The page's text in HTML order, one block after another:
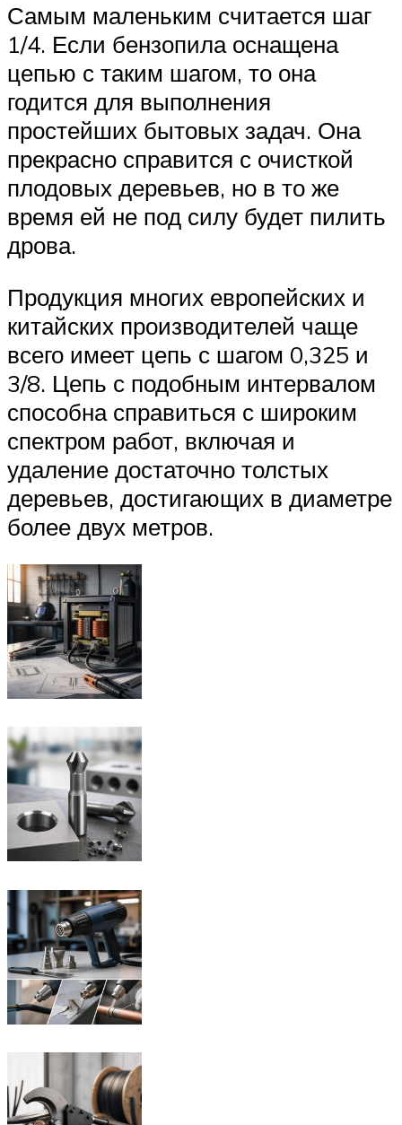
Самым маленьким считается шаг
1/4. Если бензопила оснащена
цепью с таким шагом, то она
годится для выполнения
простейших бытовых задач. Она
прекрасно справится с очисткой
плодовых деревьев, но в то же
время ей не под силу будет пилить
дрова.
Продукция многих европейских и
китайских производителей чаще
всего имеет цепь с шагом 0,325 и
3/8. Цепь с подобным интервалом
способна справиться с широким
спектром работ, включая и
удаление достаточно толстых
деревьев, достигающих в диаметре
более двух метров.